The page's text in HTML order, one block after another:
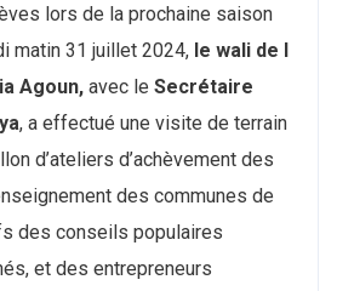
lors de la prochaine saison
matin 31 juillet 2024, le wali de l
Agoun, avec le Secrétaire
, a effectué une visite de terrain
d’ateliers d’achèvement des
des communes de
des conseils populaires
et des entrepreneurs